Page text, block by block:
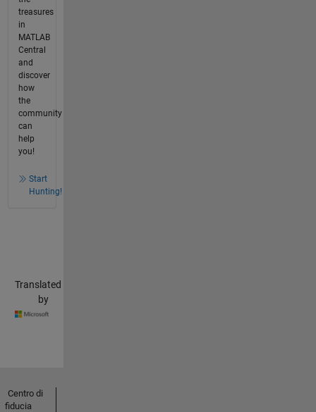
treasures
in
MATLAB
Central
and
discover
how
the
community
can
help
you!
Start
Hunting!
Translated
by
Centro di
fiducia